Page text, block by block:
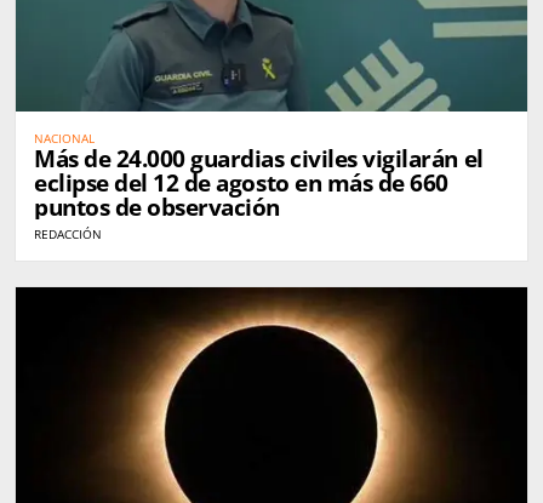
NACIONAL
Más de 24.000 guardias civiles vigilarán el
eclipse del 12 de agosto en más de 660
puntos de observación
REDACCIÓN